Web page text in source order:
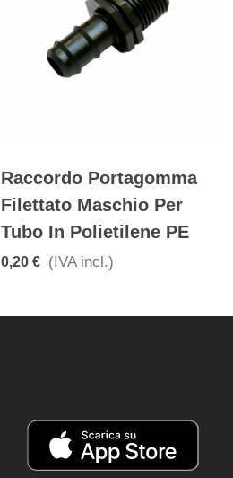
Raccordo Portagomma
Filettato Maschio Per
Tubo In Polietilene PE
0,20 € (IVA incl.)